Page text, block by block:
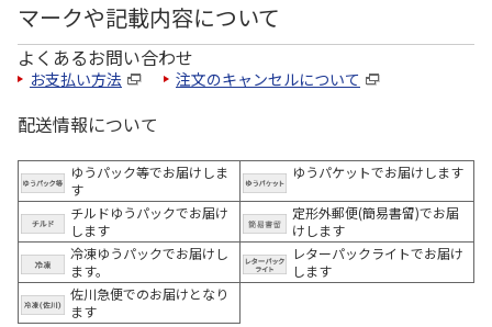
マークや記載内容について
よくあるお問い合わせ
お支払い方法 注文のキャンセルについて
配送情報について
ゆうパック等でお届けしま
す
ゆうパケットでお届けします
チルドゆうパックでお届け
します
定形外郵便(簡易書留)でお届
けします
冷凍ゆうパックでお届けし
ます。
レターパックライトでお届け
します
佐川急便でのお届けとなり
ます